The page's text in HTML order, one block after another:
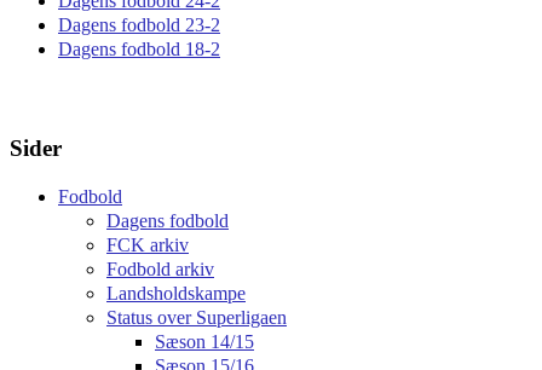
Dagens fodbold 23-2
Dagens fodbold 18-2
Sider
Fodbold
Dagens fodbold
FCK arkiv
Fodbold arkiv
Landsholdskampe
Status over Superligaen
Sæson 14/15
Sæson 15/16